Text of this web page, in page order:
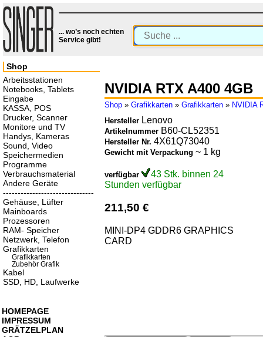
... wo’s noch echten
Service gibt!
NVIDIA RTX A400 4GB
Shop » Grafikkarten » Grafikkarten » NVIDIA
Hersteller Lenovo
Artikelnummer B60-CL52351
Hersteller Nr. 4X61Q73040
Gewicht mit Verpackung ~ 1 kg
verfügbar
43 Stk. binnen 24
Stunden verfügbar
211,50 €
MINI-DP4 GDDR6 GRAPHICS
CARD
Shop
Arbeitsstationen
Notebooks, Tablets
Eingabe
KASSA, POS
Drucker, Scanner
Monitore und TV
Handys, Kameras
Sound, Video
Speichermedien
Programme
Verbrauchsmaterial
Andere Geräte
-------------------------------
Gehäuse, Lüfter
Mainboards
Prozessoren
RAM- Speicher
Netzwerk, Telefon
Grafikkarten
Grafikkarten
Zubehör Grafik
Kabel
SSD, HD, Laufwerke
HOMEPAGE
IMPRESSUM
GRÄTZELPLAN